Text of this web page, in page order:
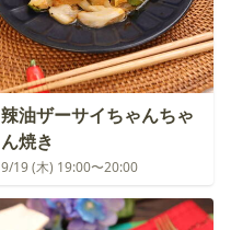
辣油ザーサイちゃんちゃ
ん焼き
9/19 (木) 19:00〜20:00